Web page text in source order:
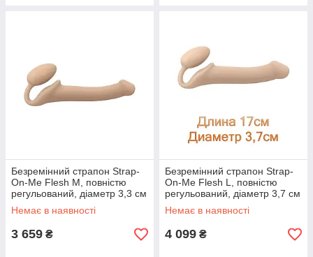
Безремінний страпон Strap-
On-Me Flesh M, повністю
регульований, діаметр 3,3 см
Немає в наявності
3 659 ₴
Безремінний страпон Strap-
On-Me Flesh L, повністю
регульований, діаметр 3,7 см
Немає в наявності
4 099 ₴